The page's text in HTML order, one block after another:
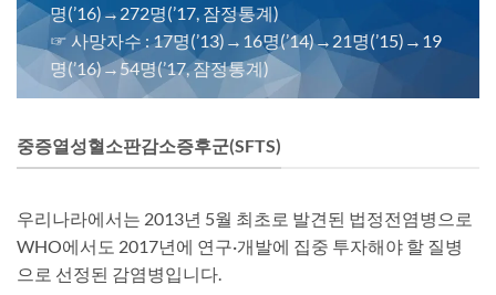
명(’16)→272명(’17, 잠정통계)
☞ 사망자수 : 17명(’13)→16명(’14)→21명(’15)→19
명(’16)→54명(’17, 잠정통계)
중증열성혈소판감소증후군(SFTS)
우리나라에서는 2013년 5월 최초로 발견된 법정전염병으로
WHO에서도 2017년에 연구·개발에 집중 투자해야 할 질병
으로 선정된 감염병입니다.